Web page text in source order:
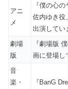
アニ
メ
『僕の心
佐内ゆき役
出演してい
劇場
版
『劇場版
画に登場し
音
楽・
『BanG